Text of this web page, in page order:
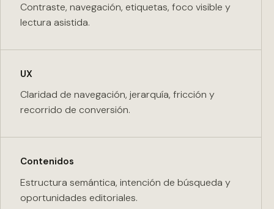
Contraste, navegación, etiquetas, foco visible y
lectura asistida.
UX
Claridad de navegación, jerarquía, fricción y
recorrido de conversión.
Contenidos
Estructura semántica, intención de búsqueda y
oportunidades editoriales.